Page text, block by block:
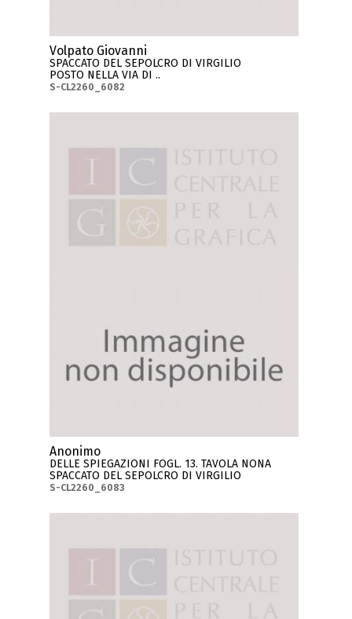
Volpato Giovanni
SPACCATO DEL SEPOLCRO DI VIRGILIO
POSTO NELLA VIA DI ..
S-CL2260_6082
Anonimo
DELLE SPIEGAZIONI FOGL. 13. TAVOLA NONA
SPACCATO DEL SEPOLCRO DI VIRGILIO
S-CL2260_6083